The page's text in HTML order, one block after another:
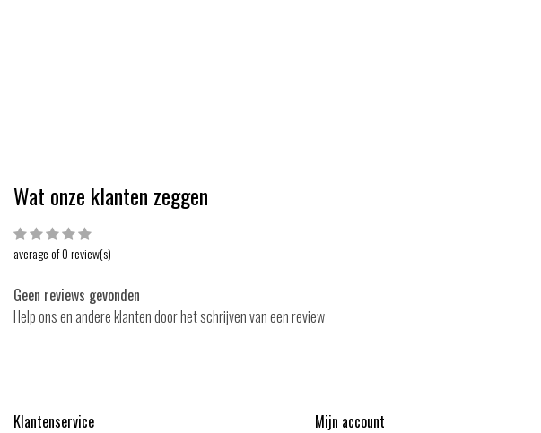
Wat onze klanten zeggen
average of 0 review(s)
Geen reviews gevonden
Help ons en andere klanten door het schrijven van een review
Klantenservice Mijn account